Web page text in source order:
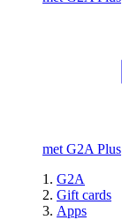
met G2A Plus
G2A
Gift cards
Apps